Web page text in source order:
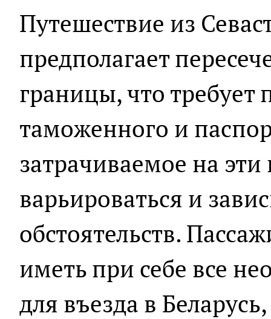
Путешествие из
предполагает
границы, что требует
таможенного и
затрачиваемое на
варьироваться и
обстоятельств.
иметь при себе все
для въезда в